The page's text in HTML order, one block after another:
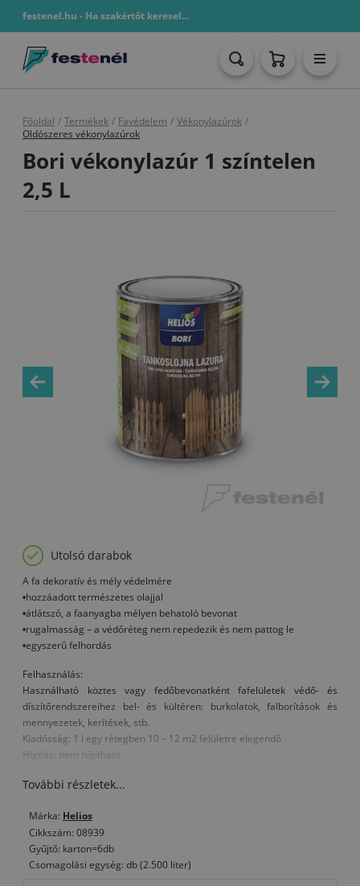
festenel.hu - Ha szakértőt keresel...
Főoldal / Termékek / Favédelem / Vékonylazúrok /
Oldószeres vékonylazúrok
Bori vékonylazúr 1 színtelen
2,5 L
Utolsó darabok
A fa dekoratív és mély védelmére
•hozzáadott természetes olajjal
•átlátszó, a faanyagba mélyen behatoló bevonat
•rugalmasság – a védőréteg nem repedezik és nem pattog le
•egyszerű felhordás
Felhasználás:
Használható köztes vagy fedőbevonatként fafelületek védő- és
díszítőrendszereihez bel- és kültéren: burkolatok, falborítások és
mennyezetek, kerítések, stb.
Kiadósság: 1 l egy rétegben 10 – 12 m2 felületre elegendő
Hígítás: nem hígítható
További részletek...
Márka: Helios
Cikkszám: 08939
Gyűjtő: karton=6db
Csomagolási egység: db (2.500 liter)